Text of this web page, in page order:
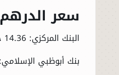
سعر الدرهم
البنك المركزي: 14.36 جنيه للشراء - 14.40 جنيه للبيع
بنك أبوظبي الإسلامي: 14.58جنيه للشراء - 14.61جنيه للبيع